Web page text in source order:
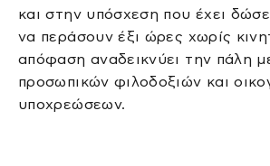
και στην υπόσχεση που έχει
να περάσουν έξι ώρες χωρίς
απόφαση αναδεικνύει την πάλη
προσωπικών φιλοδοξιών και
υποχρεώσεων.